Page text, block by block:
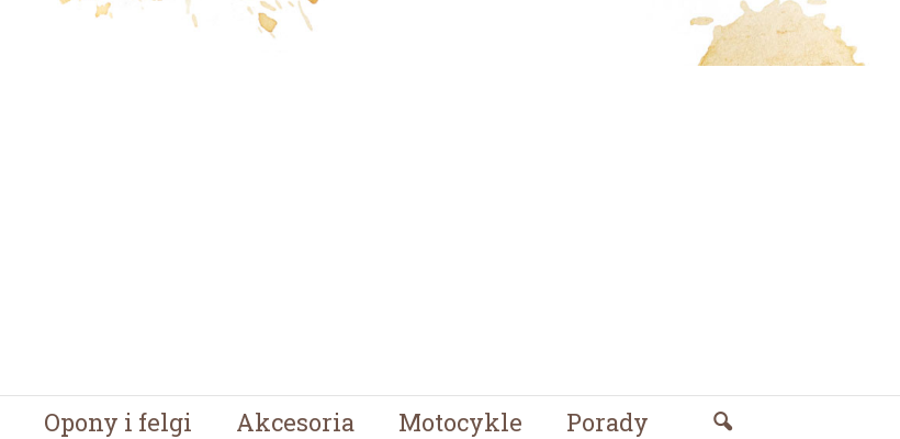
Opony i felgi Akcesoria Motocykle Porady